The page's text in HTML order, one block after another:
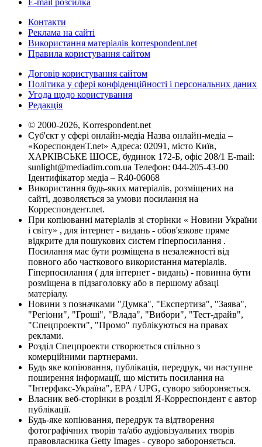
E-mail розсилка
Контакти
Реклама на сайті
Використання матеріалів korrespondent.net
Правила користування сайтом
Договір користування сайтом
Політика у сфері конфіденційності і персональних даних
Угода щодо користування
Редакція
© 2000-2026, Korrespondent.net
Суб'єкт у сфері онлайн-медіа Назва онлайн-медіа –
«КореспонденТ.net» Адреса: 02091, місто Київ,
ХАРКІВСЬКЕ ШОСЕ, будинок 172-Б, офіс 208/1 E-mail:
sunlight@mediadim.com.ua Телефон: 044-205-43-00
Ідентифікатор медіа – R40-06068
Використання будь-яких матеріалів, розміщених на
сайті, дозволяється за умови посилання на
Корреспондент.net.
При копіюванні матеріалів зі сторінки « Новини України
і світу» , для інтернет - видань - обов'язкове пряме
відкрите для пошукових систем гіперпосилання .
Посилання має бути розміщена в незалежності від
повного або часткового використання матеріалів.
Гіперпосилання ( для інтернет - видань) - повинна бути
розміщена в підзаголовку або в першому абзаці
матеріалу.
Новини з позначками "Думка", "Експертиза", "Заява",
"Регіони", "Гроші", "Влада", "Вибори", "Тест-драйв",
"Спецпроекти", "Промо" публікуються на правах
реклами.
Розділ Спецпроекти створюється спільно з
комерційними партнерами.
Будь яке копіювання, публікація, передрук, чи наступне
поширення інформації, що містить посилання на
"Інтерфакс-Україна", EPA / UPG, суворо забороняється.
Власник веб-сторінки в розділі Я-Корреспондент є автор
публікації.
Будь-яке копіювання, передрук та відтворення
фотографічних творів та/або аудіовізуальних творів
правовласника Getty Images - суворо забороняється.